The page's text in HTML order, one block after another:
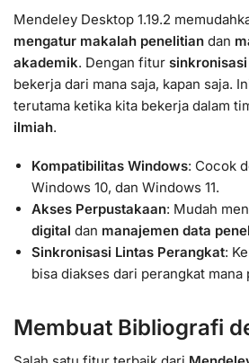
Mendeley Desktop 1.19.2
mengatur makalah penelitian dan
akademik. Dengan fitur
bekerja dari mana saja, kapan saja.
terutama ketika kita bekerja dalam
ilmiah.
Kompatibilitas Windows: Cocok
Windows 10, dan Windows 11.
Akses Perpustakaan: Mudah
digital dan manajemen data
Sinkronisasi Lintas Perangkat:
bisa diakses dari perangkat mana
Membuat Bibliografi